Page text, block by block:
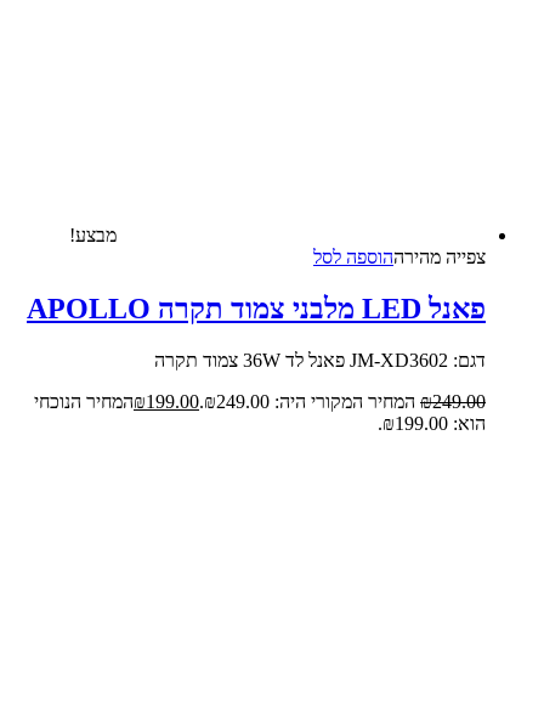
מבצע!
צפייה‬ ‫מהירה‬הוספה לסל
פאנל LED מלבני צמוד תקרה APOLLO
דגם: JM-XD3602 פאנל לד 36W צמוד תקרה
₪249.00 המחיר המקורי היה: ₪249.00. ₪199.00
המחיר הנוכחי
הוא: ₪199.00.